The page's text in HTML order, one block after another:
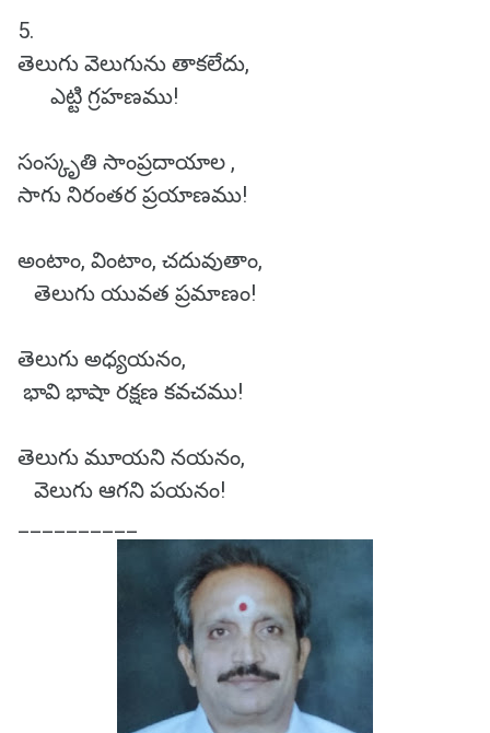
5.
తెలుగు వెలుగును తాకలేదు,
ఎట్టి గ్రహణము!
సంస్కృతి సాంప్రదాయాల ,
సాగు నిరంతర ప్రయాణము!
అంటాం, వింటాం, చదువుతాం,
తెలుగు యువత ప్రమాణం!
తెలుగు అధ్యయనం,
భావి భాషా రక్షణ కవచము!
తెలుగు మూయని నయనం,
వెలుగు ఆగని పయనం!